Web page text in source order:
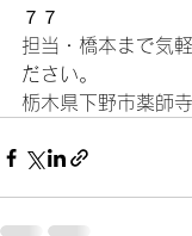
７７
担当・橋本まで気
ださい。
栃木県下野市薬師